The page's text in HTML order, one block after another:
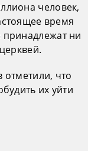
человек,
время
ни
отметили, что
их уйти